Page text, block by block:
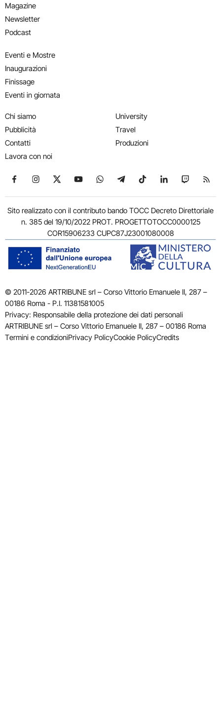
Magazine
Newsletter
Podcast
Eventi e Mostre
Inaugurazioni
Finissage
Eventi in giornata
Chi siamo
Pubblicità
Contatti
Lavora con noi
University
Travel
Produzioni
Seguici su Facebook
Seguici su Instagram
Seguici su X
Seguici su YouTube
Seguici su WhatsApp
Seguici su Telegram
Seguici su TikTok
Seguici su
Seguici
Sito realizzato con il contributo bando TOCC Decreto Direttoriale
n. 385 del 19/10/2022 PROT. PROGETTOTOCC0000125
COR15906233 CUPC87J23001080008
© 2011-2026 ARTRIBUNE srl – Corso Vittorio Emanuele II, 287 –
00186 Roma - P.I. 11381581005
Privacy: Responsabile della protezione dei dati personali
ARTRIBUNE srl – Corso Vittorio Emanuele II, 287 – 00186 Roma
Termini e condizioniPrivacy PolicyCookie PolicyCredits